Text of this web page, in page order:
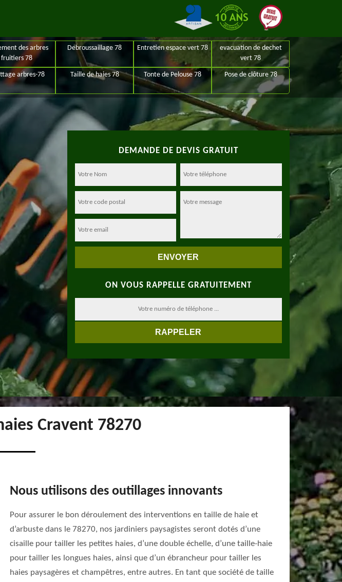
des arbres
fruitiers 78
Debroussaillage 78 Entretien espace vert 78
evacuation de dechet
vert 78
arbres-78 Taille de haies 78 Tonte de Pelouse 78 Pose de clôture 78
DEMANDE DE DEVIS GRATUIT
ON VOUS RAPPELLE GRATUITEMENT
Cravent 78270
Nous utilisons des outillages innovants
Pour assurer le bon déroulement des interventions en taille de haie et
d’arbuste dans le 78270, nos jardiniers paysagistes seront dotés d’une
cisaille pour tailler les petites haies, d’une double échelle, d’une taille-haie
pour tailler les longues haies, ainsi que d’un ébrancheur pour tailler les
haies paysagères et champêtres, entre autres. En tant que société de taille